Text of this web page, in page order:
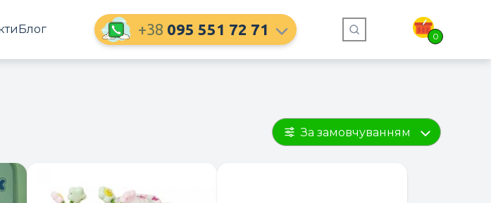
Блог +38 095 551 72 71 0
За замовчуванням